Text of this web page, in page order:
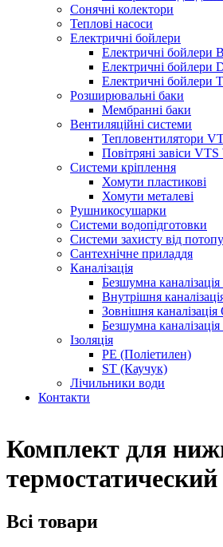
Сонячні колектори
Теплові насоси
Електричні бойлери
Електричні бойлери
Електричні бойлери
Електричні бойлери
Розширювальні баки
Мембранні баки
Вентиляційні системи
Тепловентилятори
Повітряні завіси
Системи кріплення
Хомути пластикові
Хомути металеві
Рушникосушарки
Системи водопідготовки
Системи захисту від потопу
Сантехнічне приладдя
Каналізація
Безшумна
Внутрішня
Зовнішня
Безшумна
Ізоляція
PE (Поліетилен)
ST (Каучук)
Лічильники води
Контакти
Комплект для
Всі товари